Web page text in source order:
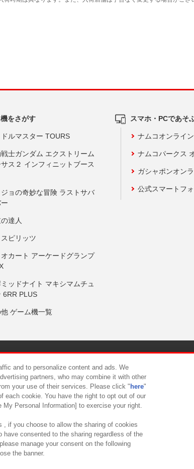
をさがす
ルマスター TOURS
士ガンダム エクストリーム
ス２ インフィニットブース
ョの奇妙な冒険 ラストサバ
達人
ピリッツ
カート アーケードグランプ
ッドナイト マキシマムチュ
6RR PLUS
ゲーム機一覧
スマホ・PCであそ
ナムコオンライ
ナムコパークス
ガシャポンオン
公式スマートフ
について カスタマーハラスメント対応方針
and to personalize content and ads. We
partners, who may combine it with other
your use of their services. Please click " here"
each cookie. You have the right to opt out of our
Personal Information] to exercise your right.
, if you choose to allow the sharing of cookies
have consented to the sharing regardless of the
manage your consent on the following
the banner.